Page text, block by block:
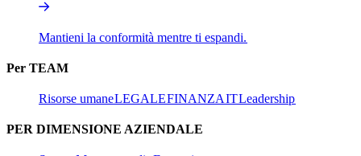
Mantieni la conformità mentre ti espandi.​​
Per TEAM​​
Risorse umane​​LEGALE​​FINANZA​​IT​​Leadership​​
PER DIMENSIONE AZIENDALE​​